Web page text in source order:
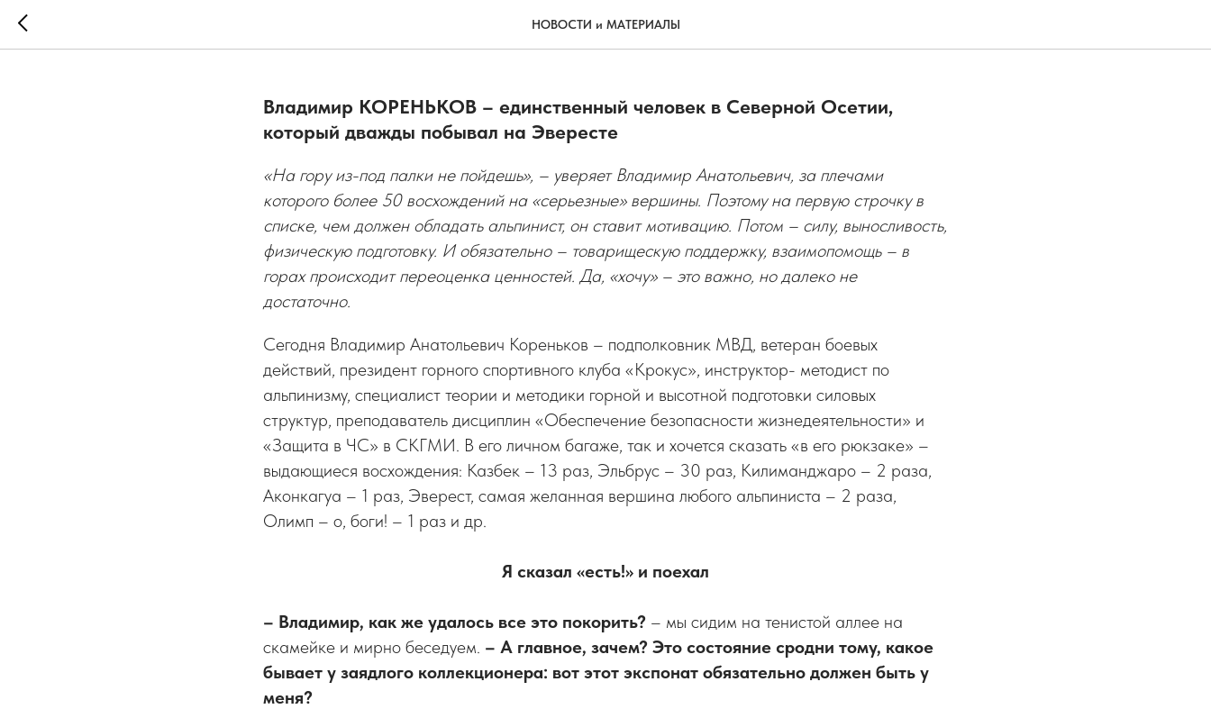
НОВОСТИ и МАТЕРИАЛЫ
Любовь с первого взгляда
Владимир КОРЕНЬКОВ – единственный человек в Северной Осетии,
который дважды побывал на Эвересте
«На гору из-под палки не пойдешь», – уверяет Владимир Анатольевич, за плечами
которого более 50 восхождений на «серьезные» вершины. Поэтому на первую строчку в
списке, чем должен обладать альпинист, он ставит мотивацию. Потом – силу, выносливость,
физическую подготовку. И обязательно – товарищескую поддержку, взаимопомощь – в
горах происходит переоценка ценностей. Да, «хочу» – это важно, но далеко не
достаточно.
Сегодня Владимир Анатольевич Кореньков – подполковник МВД, ветеран боевых
действий, президент горного спортивного клуба «Крокус», инструктор- методист по
альпинизму, специалист теории и методики горной и высотной подготовки силовых
структур, преподаватель дисциплин «Обеспечение безопасности жизнедеятельности» и
«Защита в ЧС» в СКГМИ. В его личном багаже, так и хочется сказать «в его рюкзаке» –
выдающиеся восхождения: Казбек – 13 раз, Эльбрус – 30 раз, Килиманджаро – 2 раза,
Аконкагуа – 1 раз, Эверест, самая желанная вершина любого альпиниста – 2 раза,
Олимп – о, боги! – 1 раз и др.
Я сказал «есть!» и поехал
– Владимир, как же удалось все это покорить? – мы сидим на тенистой аллее на
скамейке и мирно беседуем. – А главное, зачем? Это состояние сродни тому, какое
бывает у заядлого коллекционера: вот этот экспонат обязательно должен быть у
меня?